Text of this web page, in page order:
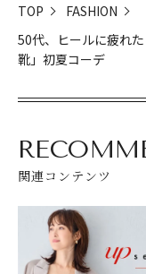
TOP
FASHION
50代、ヒールに疲れ
靴」初夏コーデ
関連コンテンツ